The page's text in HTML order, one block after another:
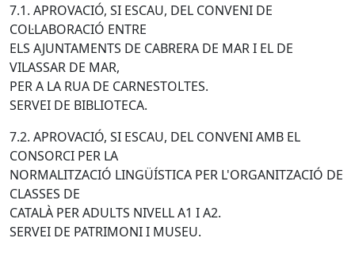
7.1. APROVACIÓ, SI ESCAU, DEL CONVENI DE
COL·LABORACIÓ ENTRE
ELS AJUNTAMENTS DE CABRERA DE MAR I EL DE
VILASSAR DE MAR,
PER A LA RUA DE CARNESTOLTES.
SERVEI DE BIBLIOTECA.
7.2. APROVACIÓ, SI ESCAU, DEL CONVENI AMB EL
CONSORCI PER LA
NORMALITZACIÓ LINGÜÍSTICA PER L'ORGANITZACIÓ DE
CLASSES DE
CATALÀ PER ADULTS NIVELL A1 I A2.
SERVEI DE PATRIMONI I MUSEU.